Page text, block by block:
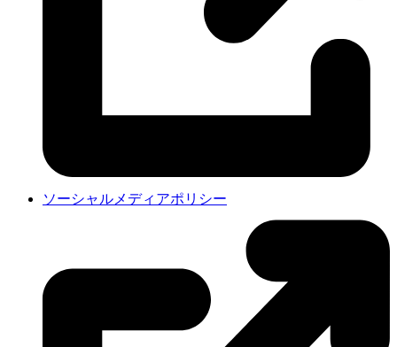
ソーシャルメディアポリシー